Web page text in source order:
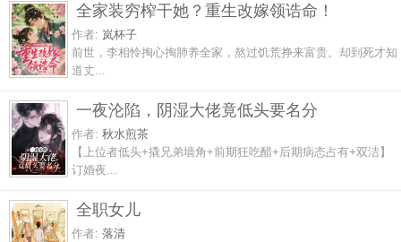
全家装穷榨干她？重生改嫁领诰命！
作者: 岚杯子
前世，李相怜掏心掏肺养全家，熬过饥荒挣来富贵。却到死才知
道丈...
一夜沦陷，阴湿大佬竟低头要名分
作者: 秋水煎茶
【上位者低头+撬兄弟墙角+前期狂吃醋+后期病态占有+双洁】
订婚夜...
全职女儿
作者: 落清